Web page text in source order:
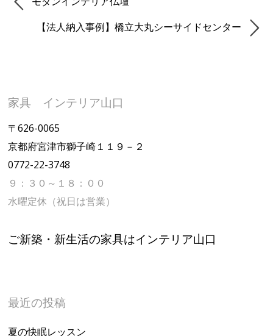
【法人納入事例】橋立大丸シーサイドセンター
家具 インテリア山口
〒626-0065
京都府宮津市獅子崎１１９－２
0772-22-3748
９：３０～１８：００
水曜定休（祝日は営業）
ご新築・新生活の家具はインテリア山口
最近の投稿
夏の快眠レッスン